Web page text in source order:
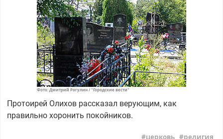
Фото: Дмитрий Рогулин / "Городские вести"
Протоирей Олихов рассказал верующим, как
правильно хоронить покойников.
церковь религия